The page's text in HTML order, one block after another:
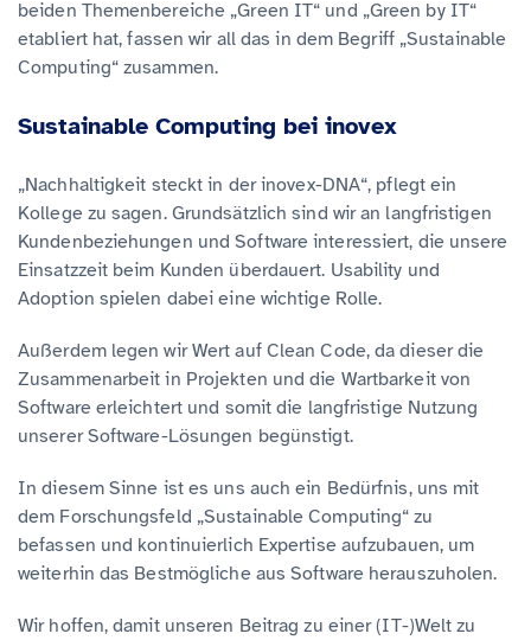
beiden Themenbereiche „Green IT“ und „Green by IT“
etabliert hat, fassen wir all das in dem Begriff „Sustainable
Computing“ zusammen.
Sustainable Computing bei inovex
„Nachhaltigkeit steckt in der inovex-DNA“, pflegt ein
Kollege zu sagen. Grundsätzlich sind wir an langfristigen
Kundenbeziehungen und Software interessiert, die unsere
Einsatzzeit beim Kunden überdauert. Usability und
Adoption spielen dabei eine wichtige Rolle.
Außerdem legen wir Wert auf Clean Code, da dieser die
Zusammenarbeit in Projekten und die Wartbarkeit von
Software erleichtert und somit die langfristige Nutzung
unserer Software-Lösungen begünstigt.
In diesem Sinne ist es uns auch ein Bedürfnis, uns mit
dem Forschungsfeld „Sustainable Computing“ zu
befassen und kontinuierlich Expertise aufzubauen, um
weiterhin das Bestmögliche aus Software herauszuholen.
Wir hoffen, damit unseren Beitrag zu einer (IT-)Welt zu